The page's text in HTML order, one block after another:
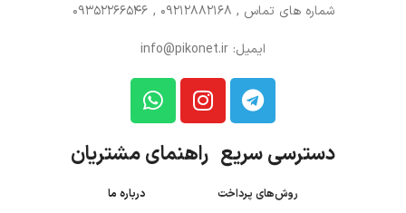
شماره های تماس , 09212882168 , 09352266546
ایمیل: info@pikonet.ir
دسترسی سریع راهنمای مشتریان
روش‌های پرداخت درباره ما